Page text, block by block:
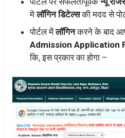
मेलॉगिन डिटेल्सकी मदद से
पोर्टल मेंलॉगिनकरने के बाद
Admission Application
कि, इस प्रकार का होगा –